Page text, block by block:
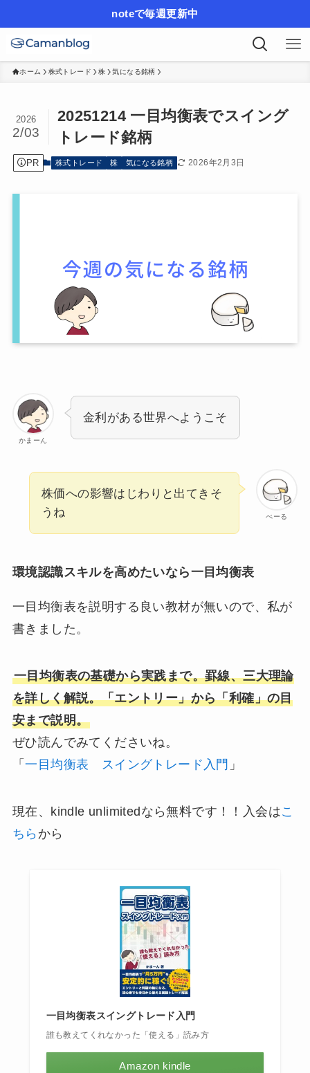
noteで毎週更新中
ホーム 株式トレード 株 気になる銘柄
20251214 一目均衡表でスイング
トレード銘柄
2026
2/03
PR 株式トレード 株 気になる銘柄 2026年2月3日
かまーん
金利がある世界へようこそ
べーる
株価への影響はじわりと出てきそ
うね
環境認識スキルを高めたいなら一目均衡表
一目均衡表を説明する良い教材が無いので、私が
書きました。
一目均衡表の基礎から実践まで。罫線、三大理論
を詳しく解説。「エントリー」から「利確」の目
安まで説明。
ぜひ読んでみてくださいね。
「一目均衡表 スイングトレード入門 」
現在、kindle unlimitedなら無料です！！入会はこ
ちら から
一目均衡表スイングトレード入門
誰も教えてくれなかった「使える」読み方
Amazon kindle